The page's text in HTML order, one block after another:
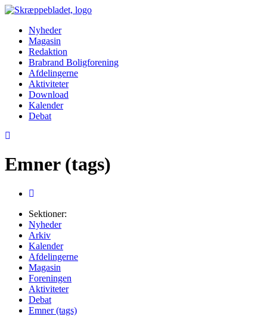
Nyheder
Magasin
Redaktion
Brabrand Boligforening
Afdelingerne
Aktiviteter
Download
Kalender
Debat
Emner (tags)
Sektioner:
Nyheder
Arkiv
Kalender
Afdelingerne
Magasin
Foreningen
Aktiviteter
Debat
Emner (tags)